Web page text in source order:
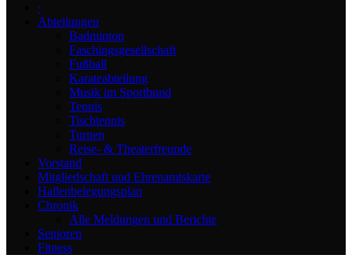
∙
Abteilungen
Badminton
Faschingsgesellschaft
Fußball
Karateabteilung
Musik im Sportbund
Tennis
Tischtennis
Turnen
Reise- & Theaterfreunde
Vorstand
Mitgliedschaft und Ehrenamtskarte
Hallenbelegungsplan
Chronik
Alle Meldungen und Berichte
Senioren
Fitness